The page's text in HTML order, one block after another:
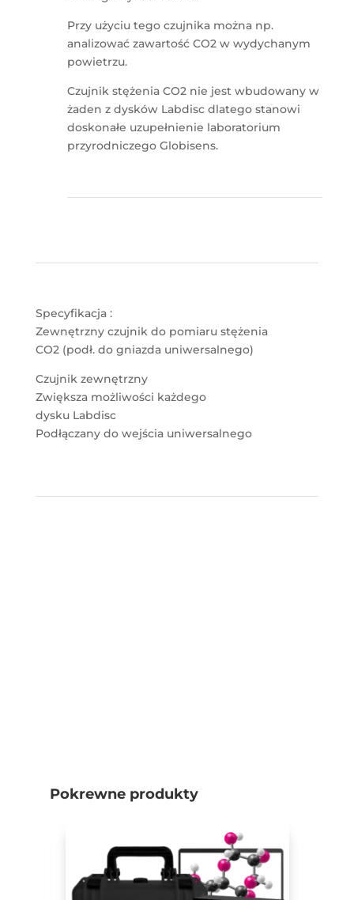
Przy użyciu tego czujnika można np.
analizować zawartość CO2 w wydychanym
powietrzu.
Czujnik stężenia CO2 nie jest wbudowany w
żaden z dysków Labdisc dlatego stanowi
doskonałe uzupełnienie laboratorium
przyrodniczego Globisens.
Specyfikacja :
Zewnętrzny czujnik do pomiaru stężenia
CO2 (podł. do gniazda uniwersalnego)
Czujnik zewnętrzny
Zwiększa możliwości każdego
dysku Labdisc
Podłączany do wejścia uniwersalnego
Pokrewne produkty